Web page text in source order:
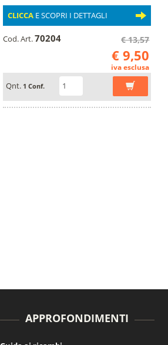
CLICCAE SCOPRI I DETTAGLI
Cod. Art.70204 € 13,57
€ 9,50
iva esclusa
Qnt. 1 Conf.
APPROFONDIMENTI